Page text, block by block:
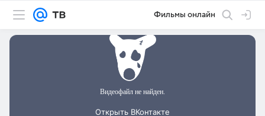
Фильмы онлайн